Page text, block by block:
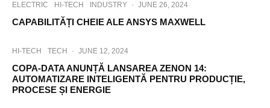
ELECTRIC HI-TECH INDUSTRY · JUNE 26, 2024
CAPABILITĂȚI CHEIE ALE ANSYS MAXWELL
HI-TECH TECH · JUNE 12, 2024
COPA-DATA ANUNȚĂ LANSAREA ZENON 14:
AUTOMATIZARE INTELIGENTĂ PENTRU PRODUCȚIE,
PROCESE ȘI ENERGIE